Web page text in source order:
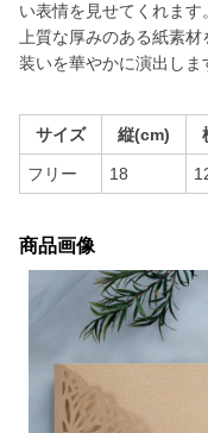
い表情を見せてくれます。
上質な厚みのある紙素
装いを華やかに演出しま
サイズ 縦(cm)
フリー 18
商品画像